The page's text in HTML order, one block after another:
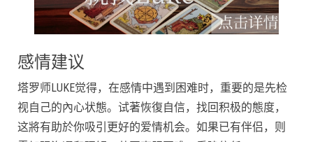
感情建议
塔罗师LUKE觉得，在感情中遇到困难时，重要的是先检
视自己的內心状態。试著恢復自信，找回积极的態度，
这將有助於你吸引更好的爱情机会。如果已有伴侣，则